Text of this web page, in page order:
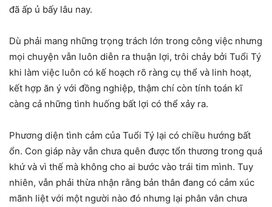
đã ấp ủ bấy lâu nay.
Dù phải mang những trọng trách lớn trong công việc nhưng
mọi chuyện vẫn luôn diễn ra thuận lợi, trôi chảy bởi Tuổi Tý
khi làm việc luôn có kế hoạch rõ ràng cụ thể và linh hoạt,
kết hợp ăn ý với đồng nghiệp, thậm chí còn tính toán kĩ
càng cả những tình huống bất lợi có thể xảy ra.
Phương diện tình cảm của Tuổi Tý lại có chiều hướng bất
ổn. Con giáp này vẫn chưa quên được tổn thương trong quá
khứ và vì thế mà không cho ai bước vào trái tim mình. Tuy
nhiên, vẫn phải thừa nhận rằng bản thân đang có cảm xúc
mãnh liệt với một người nào đó nhưng lại phân vân chưa